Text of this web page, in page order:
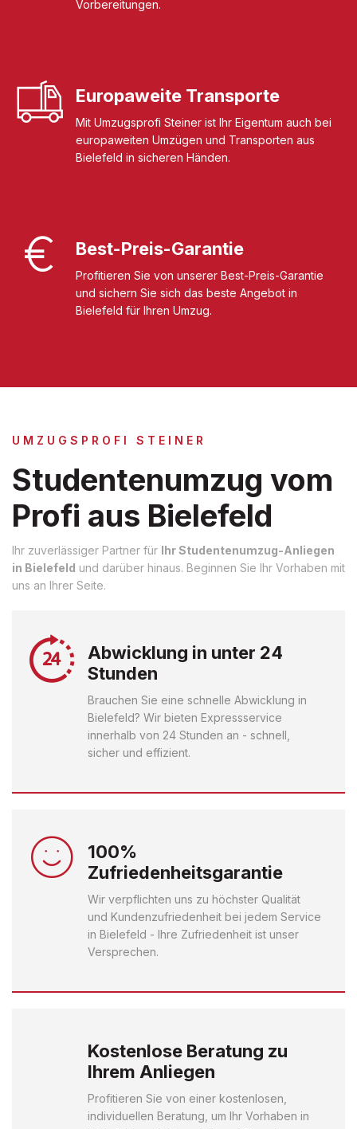
Vorbereitungen.
Europaweite Transporte
Mit Umzugsprofi Steiner ist Ihr Eigentum auch bei
europaweiten Umzügen und Transporten aus
Bielefeld in sicheren Händen.
Best-Preis-Garantie
Profitieren Sie von unserer Best-Preis-Garantie
und sichern Sie sich das beste Angebot in
Bielefeld für Ihren Umzug.
UMZUGSPROFI STEINER
Studentenumzug vom
Profi aus Bielefeld
Ihr zuverlässiger Partner für Ihr Studentenumzug-Anliegen
in Bielefeld und darüber hinaus. Beginnen Sie Ihr Vorhaben mit
uns an Ihrer Seite.
Abwicklung in unter 24
Stunden
Brauchen Sie eine schnelle Abwicklung in
Bielefeld? Wir bieten Expressservice
innerhalb von 24 Stunden an - schnell,
sicher und effizient.
100%
Zufriedenheitsgarantie
Wir verpflichten uns zu höchster Qualität
und Kundenzufriedenheit bei jedem Service
in Bielefeld - Ihre Zufriedenheit ist unser
Versprechen.
Kostenlose Beratung zu
Ihrem Anliegen
Profitieren Sie von einer kostenlosen,
individuellen Beratung, um Ihr Vorhaben in